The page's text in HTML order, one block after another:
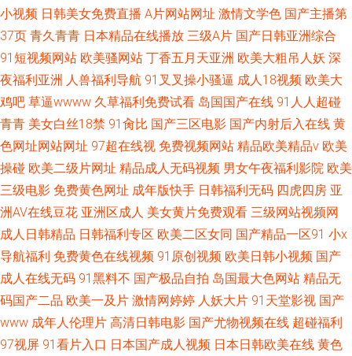
小视频 日韩美女免费直播 A片网站网址 激情文学色 国产主播第
37页 青久青青 日本精品在线播放 三级A片 国产日韩亚洲综合
91短视频网站 欧美骚网站 丁香五月天亚洲 欧美大粗吊人妖 深
夜福利亚洲 人兽福利导航 91叉叉操小骚逼 成人18视频 欧美大
鸡吧 草逼wwww 久草福利免费试看 岛国国产在线 91人人超碰
青青 美女白丝18禁 91肏比 国产三区电影 国产内射后入在线 黄
色网址网站网址 97超在线视 免费视频网站 精品欧美精品v 欧美
操碰 欧美二级片网址 精品成人无码视频 男女午夜福利影院 欧美
三级电影 免费黄色网址 成年版快手 日韩福利无码 四虎四房 亚
洲AV在线豆花 亚洲区成人 美女黄片免费观看 三级网站视频网
成人日韩精品 日韩福利专区 欧美二区女同 国产精品一区91 小x
导航福利 免费黄色在线视频 91原创视频 欧美日韩小视频 国产
成人在线无码 91黑料不 国产极品自拍 岛国最大色网站 精品无
码国产二品 欧美一及片 激情网婷婷 人妖大片 91天堂影视 国产
www 成年人伦理片 高清日韩电影 国产尤物视频在线 超碰福利
97视屏 91看片入口 日本国产成人视频 日本日韩欧美在线 黄色